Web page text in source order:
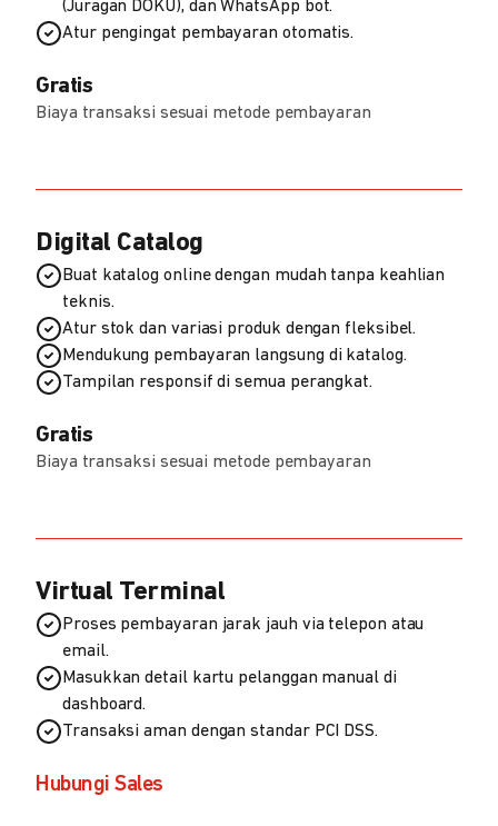
(Juragan DOKU), dan WhatsApp bot.
Atur pengingat pembayaran otomatis.
Gratis
Biaya transaksi sesuai metode pembayaran
Digital Catalog
Buat katalog online dengan mudah tanpa keahlian
teknis.
Atur stok dan variasi produk dengan fleksibel.
Mendukung pembayaran langsung di katalog.
Tampilan responsif di semua perangkat.
Gratis
Biaya transaksi sesuai metode pembayaran
Virtual Terminal
Proses pembayaran jarak jauh via telepon atau
email.
Masukkan detail kartu pelanggan manual di
dashboard.
Transaksi aman dengan standar PCI DSS.
Hubungi Sales